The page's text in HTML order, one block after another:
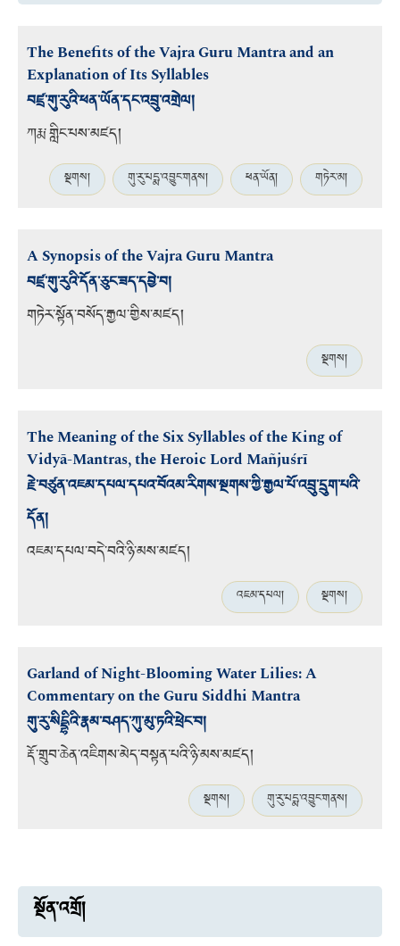
The Benefits of the Vajra Guru Mantra and an
Explanation of Its Syllables
བཛྲ་གུ་རུའི་ཕན་ཡོན་དང་འབྲུ་འགྲེལ།
ཀརྨ་གླིང་པས་མཛད།
སྔགས། གུ་རུ་པདྨ་འབྱུང་གནས། ཕན་ཡོན། གཏེར་མ།
A Synopsis of the Vajra Guru Mantra
བཛྲ་གུ་རུའི་དོན་ཅུང་ཟད་དབྱེ་བ།
གཏེར་སྟོན་བསོད་རྒྱལ་གྱིས་མཛད།
སྔགས།
The Meaning of the Six Syllables of the King of
Vidyā-Mantras, the Heroic Lord Mañjuśrī
རྗེ་བཙུན་འཇམ་དཔལ་དཔའ་བོའམ་རིགས་སྔགས་ཀྱི་རྒྱལ་པོ་འབྲུ་དྲུག་པའི་
དོན།
འཇམ་དཔལ་བདེ་བའི་ཉི་མས་མཛད།
འཇམ་དཔལ། སྔགས།
Garland of Night-Blooming Water Lilies: A
Commentary on the Guru Siddhi Mantra
གུ་རུ་སིདྡྷིའི་རྣམ་བཤད་ཀུ་མུ་ཏའི་ཕྲེང་བ།
རྡོ་གྲུབ་ཆེན་འཇིགས་མེད་བསྟན་པའི་ཉི་མས་མཛད།
སྔགས། གུ་རུ་པདྨ་འབྱུང་གནས།
སྔོན་འགྲོ།